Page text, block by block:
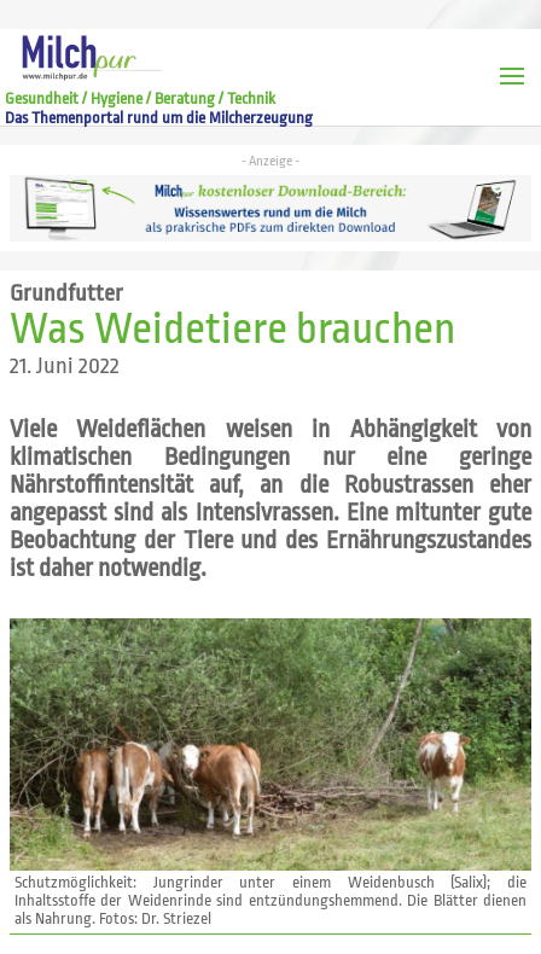
Gesundheit / Hygiene / Beratung / Technik
Das Themenportal rund um die Milcherzeugung
Grundfutter
Was Weidetiere brauchen
21. Juni 2022
Viele Weideflächen weisen in Abhängigkeit von
klimatischen Bedingungen nur eine geringe
Nährstoffintensität auf, an die Robustrassen eher
angepasst sind als Intensivrassen. Eine mitunter gute
Beobachtung der Tiere und des Ernährungszustandes
ist daher notwendig.
Schutzmöglichkeit: Jungrinder unter einem Weidenbusch (Salix); die
Inhaltsstoffe der Weidenrinde sind entzündungshemmend. Die Blätter dienen
als Nahrung. Fotos: Dr. Striezel